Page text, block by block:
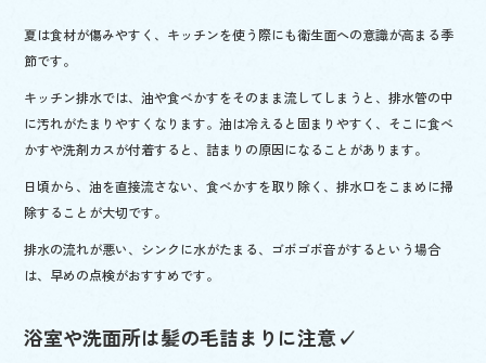
夏は食材が傷みやすく、キッチンを使う際にも衛生面への意識が高まる季
節です。
キッチン排水では、油や食べかすをそのまま流してしまうと、排水管の中
に汚れがたまりやすくなります。油は冷えると固まりやすく、そこに食べ
かすや洗剤カスが付着すると、詰まりの原因になることがあります。
日頃から、油を直接流さない、食べかすを取り除く、排水口をこまめに掃
除することが大切です。
排水の流れが悪い、シンクに水がたまる、ゴボゴボ音がするという場合
は、早めの点検がおすすめです。
浴室や洗面所は髪の毛詰まりに注意✓